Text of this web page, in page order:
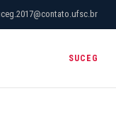
SUCEG